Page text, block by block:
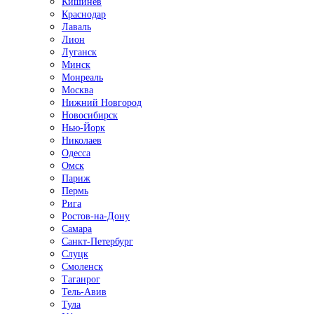
Краснодар
Лаваль
Лион
Луганск
Минск
Монреаль
Москва
Нижний Новгород
Новосибирск
Нью-Йорк
Николаев
Одесса
Омск
Париж
Пермь
Рига
Ростов-на-Дону
Самара
Санкт-Петербург
Слуцк
Смоленск
Таганрог
Тель-Авив
Тула